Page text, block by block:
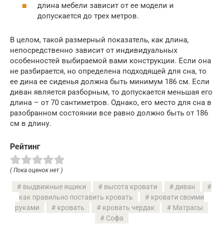
длина мебели зависит от ее модели и
допускается до трех метров.
В целом, такой размерный показатель, как длина,
непосредственно зависит от индивидуальных
особенностей выбираемой вами конструкции. Если она
не разбирается, но определена подходящей для сна, то
ее дина ее сиденья должна быть минимум 186 см. Если
диван является разборным, то допускается меньшая его
длина – от 70 сантиметров. Однако, его место для сна в
разобранном состоянии все равно должно быть от 186
см в длину.
Рейтинг
( Пока оценок нет )
выдвижные ящики высота кровати
диван
как правильно поставить кровать
кровати своими
руками
кровать кровать чердак
Матрасы
Софа